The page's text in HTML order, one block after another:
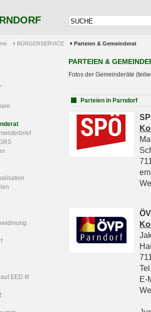
BÜRGERSERVICE Parteien & Gemeinderat
EED III
PARTEIEN &
Fotos der Gemeinderäte
Parteien in Parndorf
E-